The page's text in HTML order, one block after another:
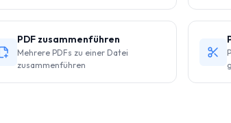
PDF zusammenführen
Mehrere PDFs zu einer Datei
zusammenführen